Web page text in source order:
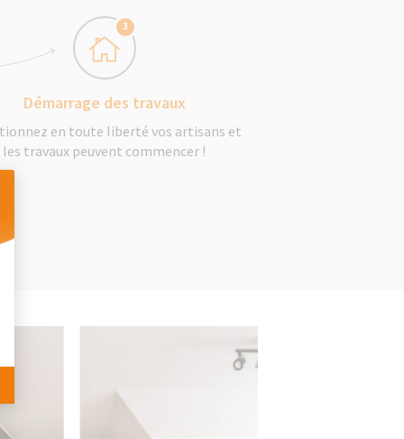
3
Démarrage des travaux
en toute liberté vos artisans et
les travaux peuvent commencer !
vos Options